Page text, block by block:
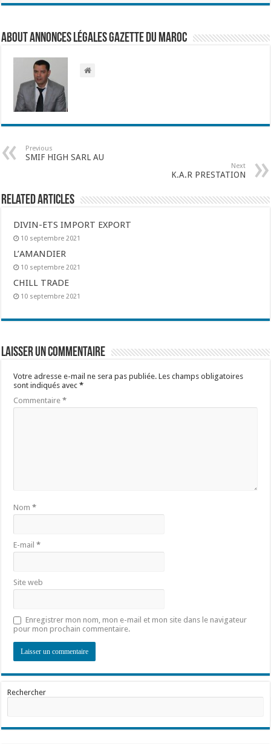
About Annonces légales Gazette du Maroc
Previous
SMIF HIGH SARL AU
Next
K.A.R PRESTATION
Related Articles
DIVIN-ETS IMPORT EXPORT
10 septembre 2021
L’AMANDIER
10 septembre 2021
CHILL TRADE
10 septembre 2021
Laisser un commentaire
Votre adresse e-mail ne sera pas publiée. Les champs obligatoires
sont indiqués avec*
Commentaire*
Nom*
E-mail*
Site web
Enregistrer mon nom, mon e-mail et mon site dans le navigateur
pour mon prochain commentaire.
Rechercher